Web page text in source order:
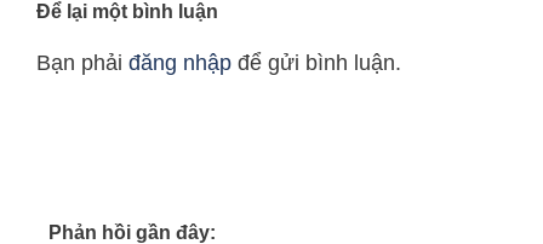
Để lại một bình luận
Bạn phải đăng nhập để gửi bình luận.
Phản hồi gần đây: